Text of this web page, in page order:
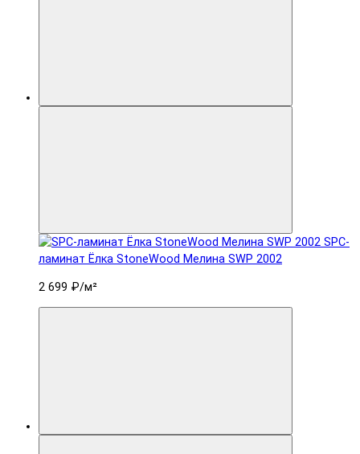
SPC-
ламинат Ëлка StoneWood Мелина SWP 2002
2 699 ₽/м²